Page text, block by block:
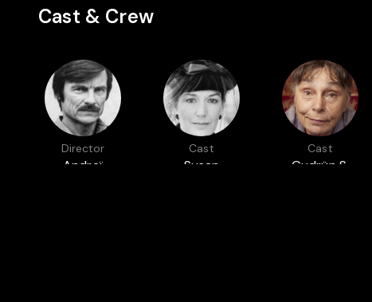
Cast & Crew
Director
Andreï
Cast
Susan
Cast
Gudrün S.